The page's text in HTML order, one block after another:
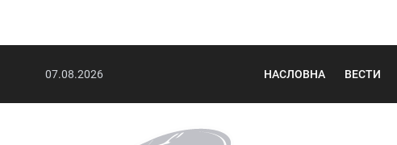
07.08.2026 НАСЛОВНА ВЕСТИ